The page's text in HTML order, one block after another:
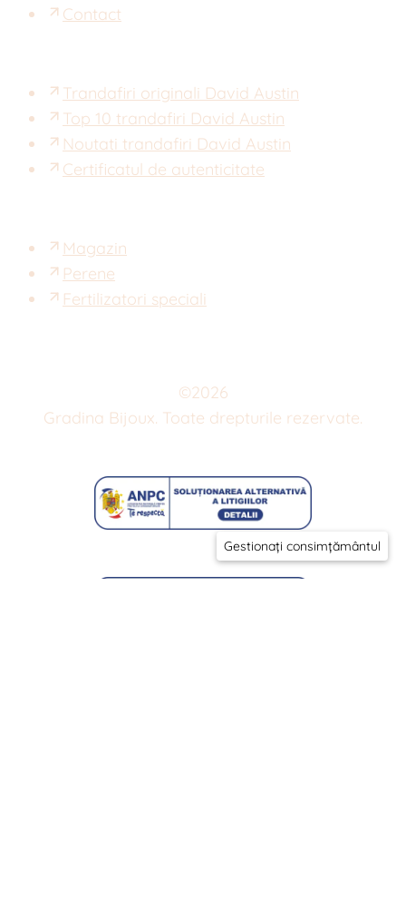
Contact
Trandafiri originali David Austin
Top 10 trandafiri David Austin
Noutati trandafiri David Austin
Certificatul de autenticitate
Magazin
Perene
Fertilizatori speciali
©2026
Gradina Bijoux. Toate drepturile rezervate.
Gestionați consimțământul